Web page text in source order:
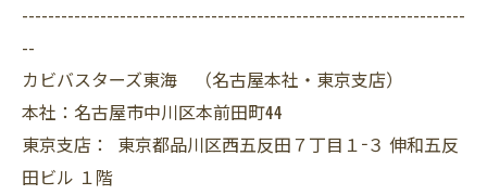
--------------------------------------------------------------------
--
カビバスターズ東海 （名古屋本社・東京支店）
本社：名古屋市中川区本前田町44
東京支店： 東京都品川区西五反田７丁目１−３ 伸和五反
田ビル １階